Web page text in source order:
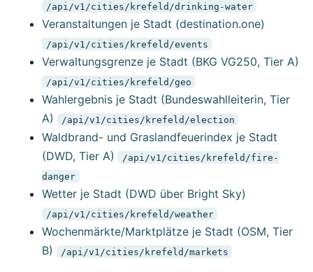
/api/v1/cities/krefeld/drinking-water
Veranstaltungen je Stadt (destination.one)
/api/v1/cities/krefeld/events
Verwaltungsgrenze je Stadt (BKG VG250, Tier A)
/api/v1/cities/krefeld/geo
Wahlergebnis je Stadt (Bundeswahlleiterin, Tier
A)
/api/v1/cities/krefeld/election
Waldbrand- und Graslandfeuerindex je Stadt
(DWD, Tier A)
/api/v1/cities/krefeld/fire-
danger
Wetter je Stadt (DWD über Bright Sky)
/api/v1/cities/krefeld/weather
Wochenmärkte/Marktplätze je Stadt (OSM, Tier
B)
/api/v1/cities/krefeld/markets